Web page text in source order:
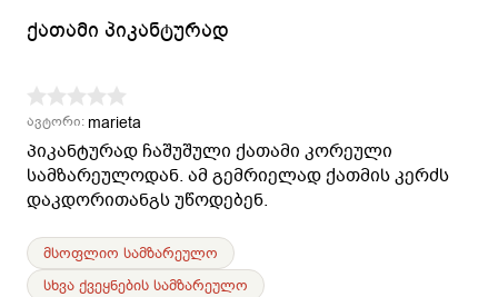
ქათამი პიკანტურად
ავტორი: marieta
პიკანტურად ჩაშუშული ქათამი კორეული
სამზარეულოდან. ამ გემრიელად ქათმის კერძს
დაკდორითანგს უწოდებენ.
მსოფლიო სამზარეულო
სხვა ქვეყნების სამზარეულო